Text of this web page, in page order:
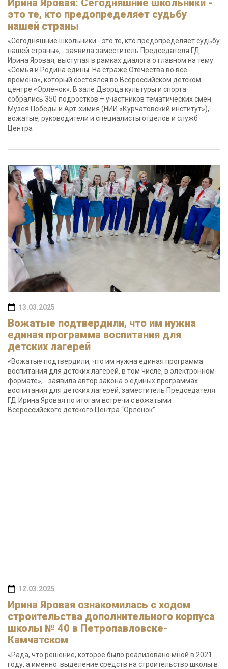
Ирина Яровая: Сегодняшние школьники -
это те, кто предопределяет судьбу
нашей страны
«Сегодняшние школьники - это те, кто предопределяет судьбу
нашей страны», - заявила заместитель Председателя ГД
Ирина Яровая, выступая в рамках диалога о главном на тему
«Семья и Родина едины. На страже Отечества во все
времена», который состоялся во Всероссийском детском
центре «Орленок». В зале Дворца культуры и спорта
собрались 350 подростков – участников тематических смен
Музея Победы и Арт-химия (НИИ «Курчатовский институт»),
вожатые, руководители и специалисты отделов и служб
Центра
13.03.2025
Вожатые подтвердили, что им нужна
единая программа воспитания для
детских лагерей
«Вожатые подтвердили, что им нужна единая программа
воспитания для детских лагерей, в том числе, в электронном
формате», - заявила автор закона о единых программах
воспитания для детских лагерей, заместитель Председателя
ГД Ирина Яровая по итогам встречи с вожатыми
Всероссийского детского Центра “Орлёнок”
12.03.2025
Ирина Яровая ознакомилась с ходом
строительства дополнительного корпуса
школы № 40 в Петропавловске-
Камчатском
«Рада, что решение, которое было реализовано мной в 2021
году, а именно: выделение средств на строительство школы в